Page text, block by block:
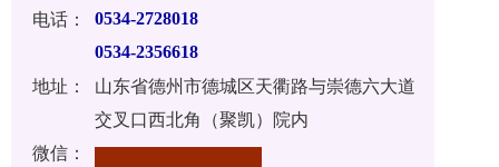
电话：
0534-2728018
0534-2356618
地址：
山东省德州市德城区天衢路与崇德六大道
交叉口西北角（聚凯）院内
微信：